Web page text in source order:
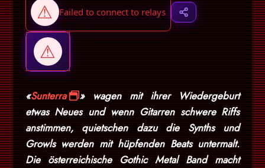
«Sunterra
» wagen mit ihrer Wiedergeburt
etwas Neues und wenn Gitarren schwere Riffs
anstimmen, quietschen dazu die Synths und
Growls werden mit hüpfenden Beats untermalt.
Die österreichische Gothic Metal Band macht